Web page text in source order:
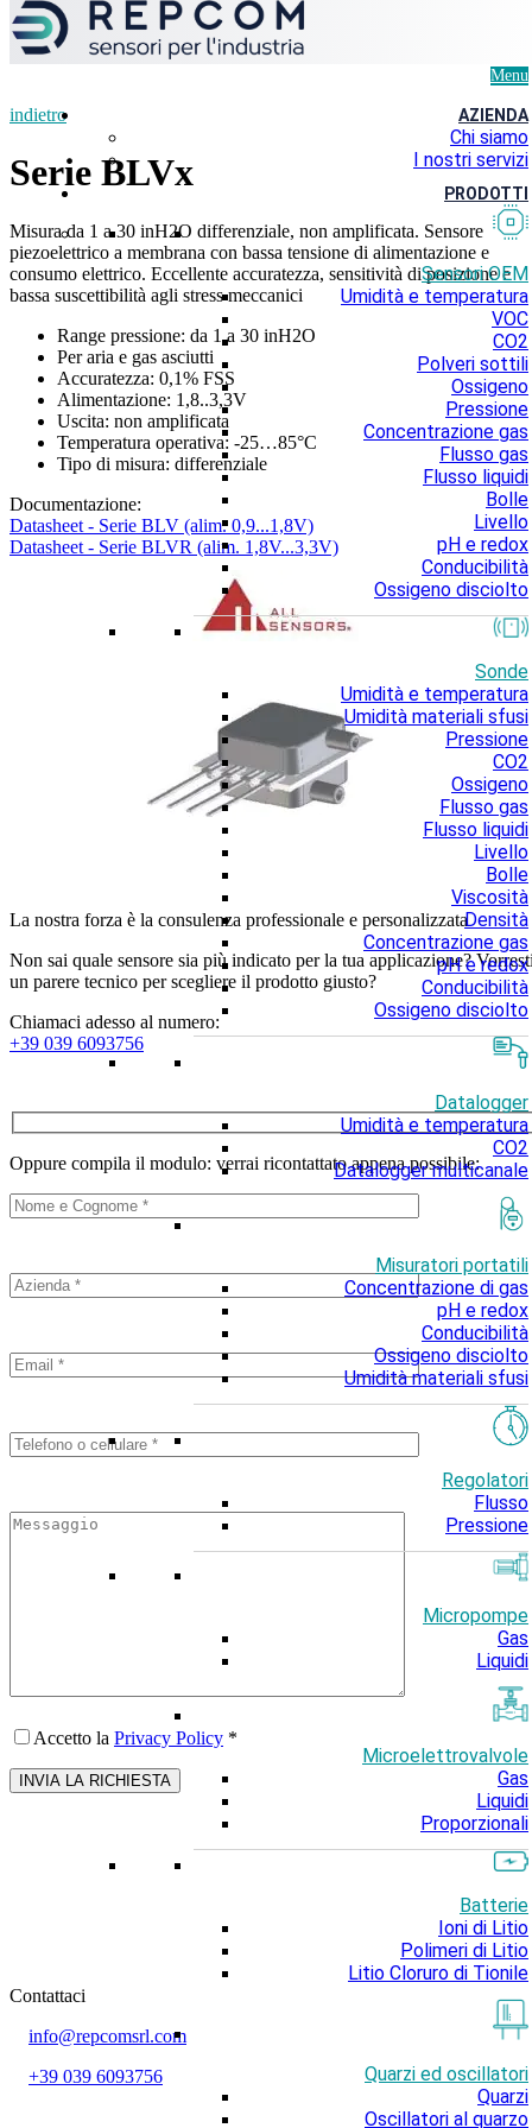
Menu
AZIENDA
Chi siamo
I nostri servizi
PRODOTTI
Sensori OEM
Umidità e temperatura
VOC
CO2
Polveri sottili
Ossigeno
Pressione
Concentrazione gas
Flusso gas
Flusso liquidi
Bolle
Livello
pH e redox
Conducibilità
Ossigeno disciolto
Sonde
Umidità e temperatura
Umidità materiali sfusi
Pressione
CO2
Ossigeno
Flusso gas
Flusso liquidi
Livello
Bolle
Viscosità
Densità
Concentrazione gas
pH e redox
Conducibilità
Ossigeno disciolto
Datalogger
Umidità e temperatura
CO2
Datalogger multicanale
Misuratori portatili
Concentrazione di gas
pH e redox
Conducibilità
Ossigeno disciolto
Umidità materiali sfusi
Regolatori
Flusso
Pressione
Micropompe
Gas
Liquidi
Microelettrovalvole
Gas
Liquidi
Proporzionali
Batterie
Ioni di Litio
Polimeri di Litio
Litio Cloruro di Tionile
Quarzi ed oscillatori
Quarzi
Oscillatori al quarzo
indietro
Serie BLVx
Misura da 1 a 30 inH2O differenziale, non amplificata. Sensore
piezoelettrico a membrana con bassa tensione di alimentazione e
consumo elettrico. Eccellente accuratezza, sensitività di posizione e
bassa suscettibilità agli stress meccanici
Range pressione: da 1 a 30 inH2O
Per aria e gas asciutti
Accuratezza: 0,1% FSS
Alimentazione: 1,8..3,3V
Uscita: non amplificata
Temperatura operativa: -25…85°C
Tipo di misura: differenziale
Documentazione:
Datasheet - Serie BLV (alim. 0,9...1,8V)
Datasheet - Serie BLVR (alim. 1,8V...3,3V)
La nostra forza è la consulenza professionale e personalizzata
Non sai quale sensore sia più indicato per la tua applicazione?
un parere tecnico per scegliere il prodotto giusto?
Chiamaci adesso al numero:
+39 039 6093756
Oppure compila il modulo: verrai ricontattato appena possibile:
Accetto la Privacy Policy *
Contattaci
info@repcomsrl.com
+39 039 6093756